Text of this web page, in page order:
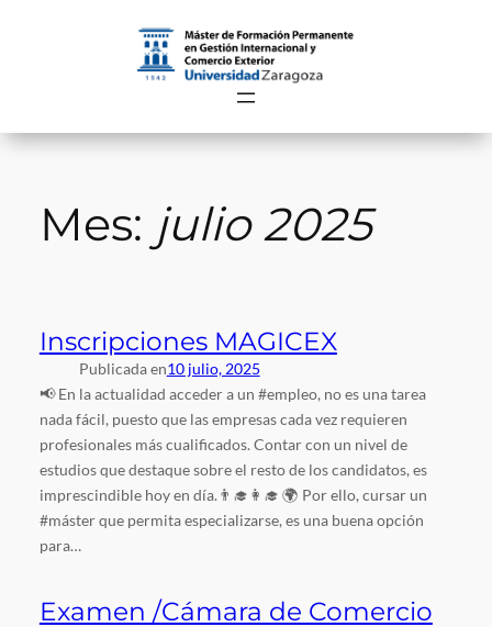
Mes: julio 2025
Inscripciones MAGICEX
Publicada en10 julio, 2025
📢 En la actualidad acceder a un #empleo, no es una tarea
nada fácil, puesto que las empresas cada vez requieren
profesionales más cualificados. Contar con un nivel de
estudios que destaque sobre el resto de los candidatos, es
imprescindible hoy en día.👨‍🎓👩‍🎓 🌍 Por ello, cursar un
#máster que permita especializarse, es una buena opción
para…
Examen /Cámara de Comercio